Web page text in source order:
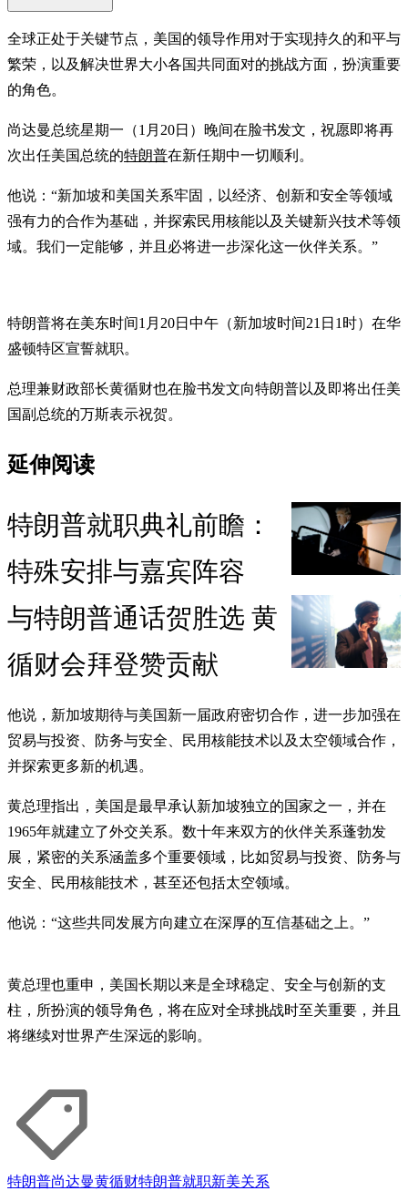
全球正处于关键节点，美国的领导作用对于实现持久的和平与
繁荣，以及解决世界大小各国共同面对的挑战方面，扮演重要
的角色。
尚达曼总统星期一（1月20日）晚间在脸书发文，祝愿即将再
次出任美国总统的特朗普在新任期中一切顺利。
他说：“新加坡和美国关系牢固，以经济、创新和安全等领域
强有力的合作为基础，并探索民用核能以及关键新兴技术等领
域。我们一定能够，并且必将进一步深化这一伙伴关系。”
特朗普将在美东时间1月20日中午（新加坡时间21日1时）在华
盛顿特区宣誓就职。
总理兼财政部长黄循财也在脸书发文向特朗普以及即将出任美
国副总统的万斯表示祝贺。
延伸阅读
特朗普就职典礼前瞻：
特殊安排与嘉宾阵容
与特朗普通话贺胜选 黄
循财会拜登赞贡献
他说，新加坡期待与美国新一届政府密切合作，进一步加强在
贸易与投资、防务与安全、民用核能技术以及太空领域合作，
并探索更多新的机遇。
黄总理指出，美国是最早承认新加坡独立的国家之一，并在
1965年就建立了外交关系。数十年来双方的伙伴关系蓬勃发
展，紧密的关系涵盖多个重要领域，比如贸易与投资、防务与
安全、民用核能技术，甚至还包括太空领域。
他说：“这些共同发展方向建立在深厚的互信基础之上。”
黄总理也重申，美国长期以来是全球稳定、安全与创新的支
柱，所扮演的领导角色，将在应对全球挑战时至关重要，并且
将继续对世界产生深远的影响。
特朗普尚达曼黄循财特朗普就职新美关系